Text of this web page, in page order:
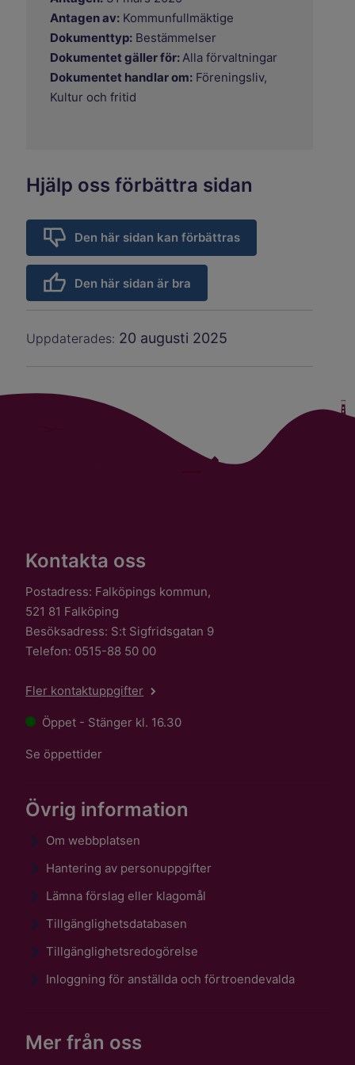
Antagen av: Kommunfullmäktige
Dokumenttyp: Bestämmelser
Dokumentet gäller för: Alla förvaltningar
Dokumentet handlar om: Föreningsliv,
Kultur och fritid
Hjälp oss förbättra sidan
Den här sidan kan förbättras
Den här sidan är bra
Uppdaterades: 20 augusti 2025
Kontakta oss
Postadress: Falköpings kommun,
521 81 Falköping
Besöksadress: S:t Sigfridsgatan 9
Telefon: 0515-88 50 00
Fler kontaktuppgifter
Öppet - Stänger kl. 16.30
Se öppettider
Övrig information
Om webbplatsen
Hantering av personuppgifter
Lämna förslag eller klagomål
Tillgänglighetsdatabasen
Tillgänglighetsredogörelse
Inloggning för anställda och förtroendevalda
Mer från oss